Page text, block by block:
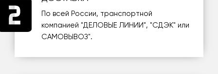
По всей России, транспортной
компанией "ДЕЛОВЫЕ ЛИНИИ", "СДЭК" или
САМОВЫВОЗ".